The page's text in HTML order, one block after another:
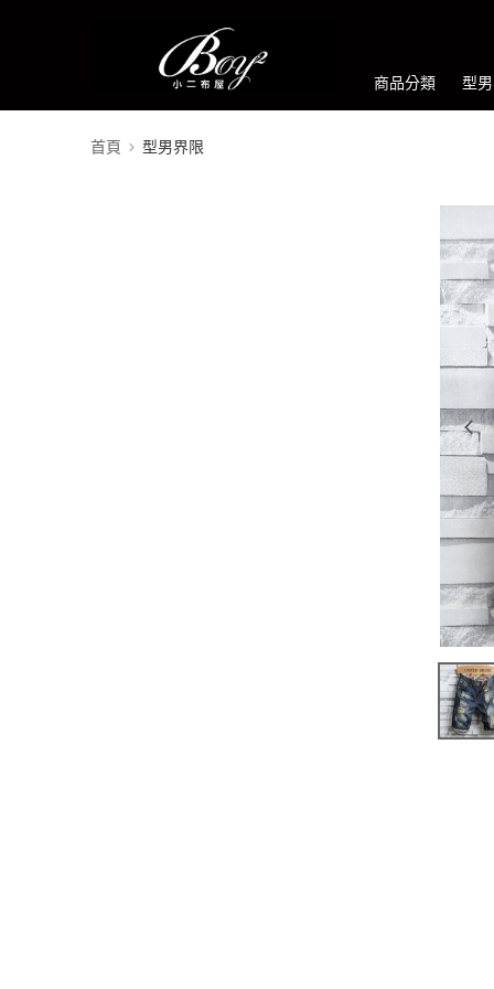
商品分類 型
首頁 型男界限